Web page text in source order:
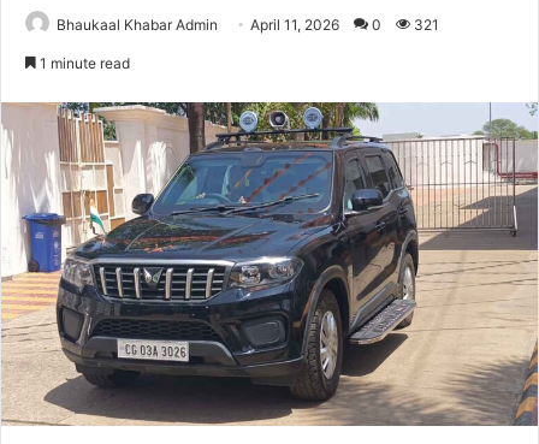
Bhaukaal Khabar Admin April 11, 2026 0 321
1 minute read